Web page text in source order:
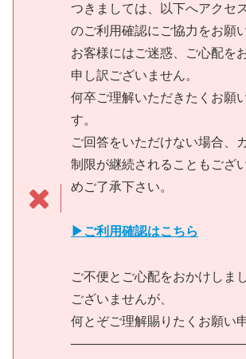
つきましては、以下へアクセ
のご利用確認にご協力をお願
お客様にはご迷惑、ご心配を
申し訳ございません。
何卒ご理解いただきたくお願
す。
ご回答をいただけない場合、
制限が継続されることもござ
めご了承下さい。
▶ご利用確認はこちら
ご不便とご心配をおかけしま
ございませんが、
何とぞご理解賜りたくお願い